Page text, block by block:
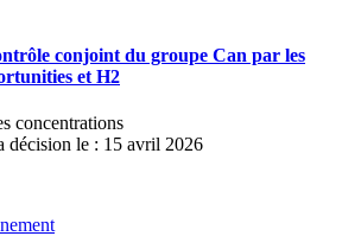
conjoint du groupe Can par les
et H2
concentrations
décision le : 15 avril 2026